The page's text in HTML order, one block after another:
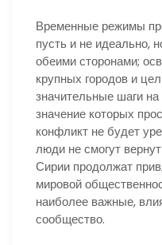
Временные режимы
пусть и не идеально,
обеими сторонами;
крупных городов и
значительные шаги
значение которых
конфликт не будет
люди не смогут
Сирии продолжат
мировой
наиболее важные,
сообщество.